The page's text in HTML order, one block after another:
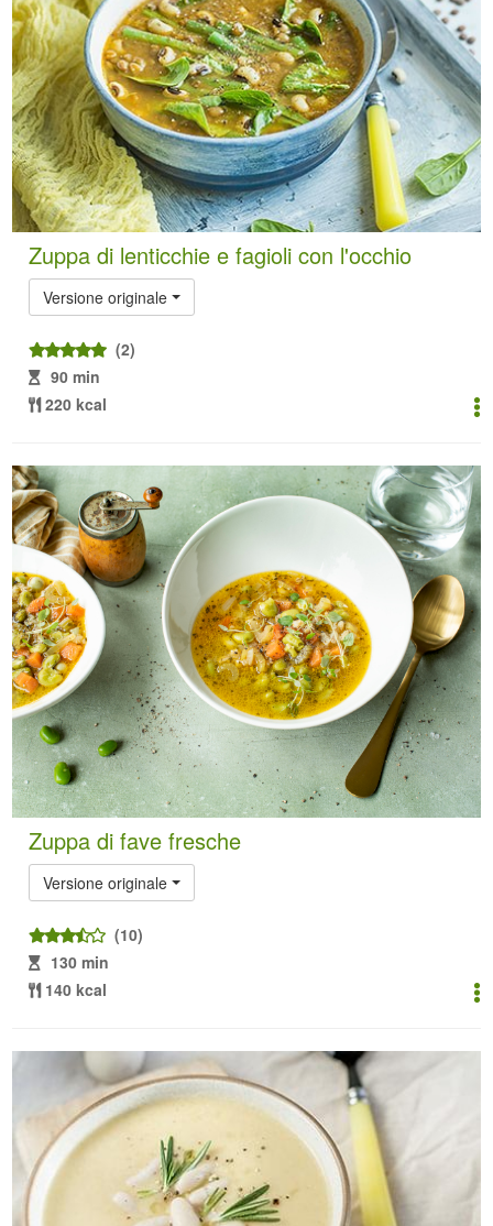
Zuppa di lenticchie e fagioli con l'occhio
Versione originale
(2)
90 min
220 kcal
Zuppa di fave fresche
Versione originale
(10)
130 min
140 kcal